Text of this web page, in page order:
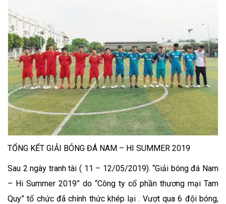
TỔNG KẾT GIẢI BÓNG ĐÁ NAM – HI SUMMER 2019
Sau 2 ngày tranh tài ( 11 – 12/05/2019). “Giải bóng đá Nam
– Hi Summer 2019” do “Công ty cổ phần thương mại Tam
Quy” tổ chức đã chính thức khép lại . Vượt qua 6 đội bóng,